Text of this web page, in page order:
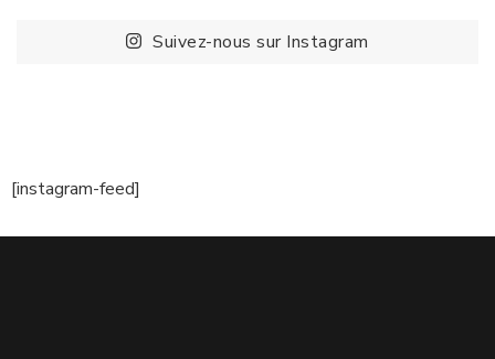
Suivez-nous sur Instagram
[instagram-feed]